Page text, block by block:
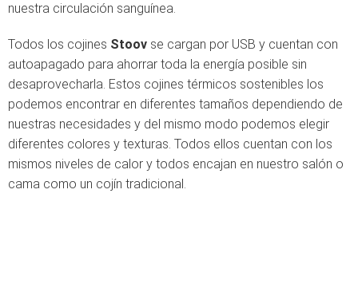
nuestra circulación sanguínea.
Todos los cojines Stoov se cargan por USB y cuentan con
autoapagado para ahorrar toda la energía posible sin
desaprovecharla. Estos cojines térmicos sostenibles los
podemos encontrar en diferentes tamaños dependiendo de
nuestras necesidades y del mismo modo podemos elegir
diferentes colores y texturas. Todos ellos cuentan con los
mismos niveles de calor y todos encajan en nuestro salón o
cama como un cojín tradicional.